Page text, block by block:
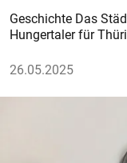
Geschichte Das
Hungertaler für
26.05.2025